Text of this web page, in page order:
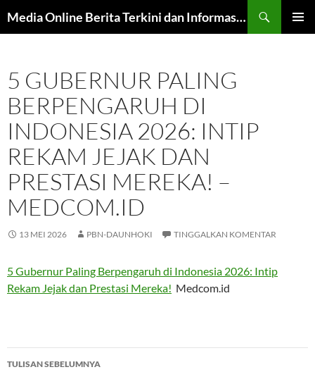
ke
Media Online Berita Terkini dan Informasi Harian
5 GUBERNUR PALING
BERPENGARUH DI
INDONESIA 2026: INTIP
REKAM JEJAK DAN
PRESTASI MEREKA! –
MEDCOM.ID
13 MEI 2026 PBN-DAUNHOKI TINGGALKAN KOMENTAR
5 Gubernur Paling Berpengaruh di Indonesia 2026: Intip
Rekam Jejak dan Prestasi Mereka! Medcom.id
Navigasi
TULISAN SEBELUMNYA